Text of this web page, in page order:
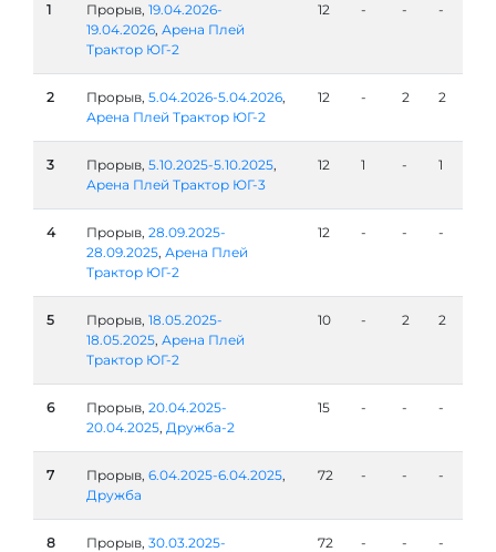
1 Прорыв, 19.04.2026-
19.04.2026, Арена Плей
Трактор ЮГ-2
12 - - -
2 Прорыв, 5.04.2026-5.04.2026,
Арена Плей Трактор ЮГ-2
12 - 2 2
3 Прорыв, 5.10.2025-5.10.2025,
Арена Плей Трактор ЮГ-3
12 1 - 1
4 Прорыв, 28.09.2025-
28.09.2025, Арена Плей
Трактор ЮГ-2
12 - - -
5 Прорыв, 18.05.2025-
18.05.2025, Арена Плей
Трактор ЮГ-2
10 - 2 2
6 Прорыв, 20.04.2025-
20.04.2025, Дружба-2
15 - - -
7 Прорыв, 6.04.2025-6.04.2025,
Дружба
72 - - -
8 Прорыв, 30.03.2025-
72 - - -